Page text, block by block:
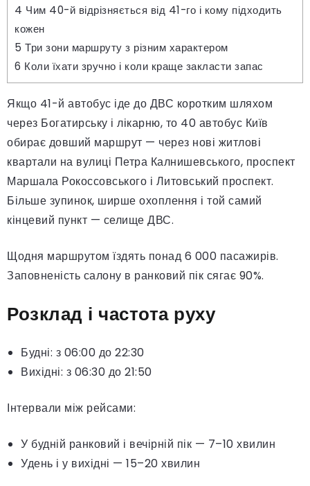
4 Чим 40-й відрізняється від 41-го і кому підходить
кожен
5 Три зони маршруту з різним характером
6 Коли їхати зручно і коли краще закласти запас
Якщо 41-й автобус іде до ДВС коротким шляхом
через Богатирську і лікарню, то 40 автобус Київ
обирає довший маршрут — через нові житлові
квартали на вулиці Петра Калнишевського, проспект
Маршала Рокоссовського і Литовський проспект.
Більше зупинок, ширше охоплення і той самий
кінцевий пункт — селище ДВС.
Щодня маршрутом їздять понад 6 000 пасажирів.
Заповненість салону в ранковий пік сягає 90%.
Розклад і частота руху
Будні: з 06:00 до 22:30
Вихідні: з 06:30 до 21:50
Інтервали між рейсами:
У будній ранковий і вечірній пік — 7–10 хвилин
Удень і у вихідні — 15–20 хвилин